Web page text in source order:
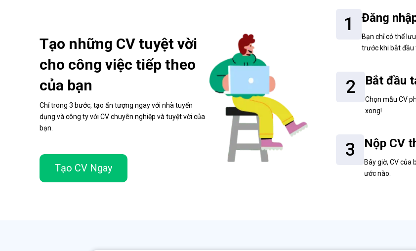
Tạo những CV tuyệt vời
cho công việc tiếp theo
của bạn
Chỉ trong 3 bước, tạo ấn tượng ngay với nhà tuyển
dụng và công ty với CV chuyên nghiệp và tuyệt vời của
bạn.
Tạo CV Ngay
1 Đăng
Bạn chỉ có thể
trước khi bắt đầu
2 Bắt đầu
Chọn mẫu CV
xong!
3 Nộp CV
Bây giờ, CV của
ước nào.